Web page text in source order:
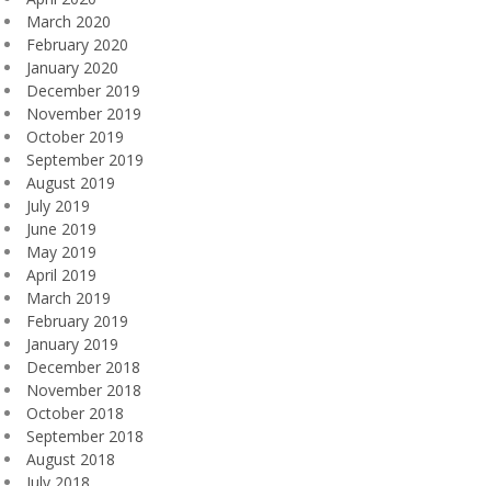
March 2020
February 2020
January 2020
December 2019
November 2019
October 2019
September 2019
August 2019
July 2019
June 2019
May 2019
April 2019
March 2019
February 2019
January 2019
December 2018
November 2018
October 2018
September 2018
August 2018